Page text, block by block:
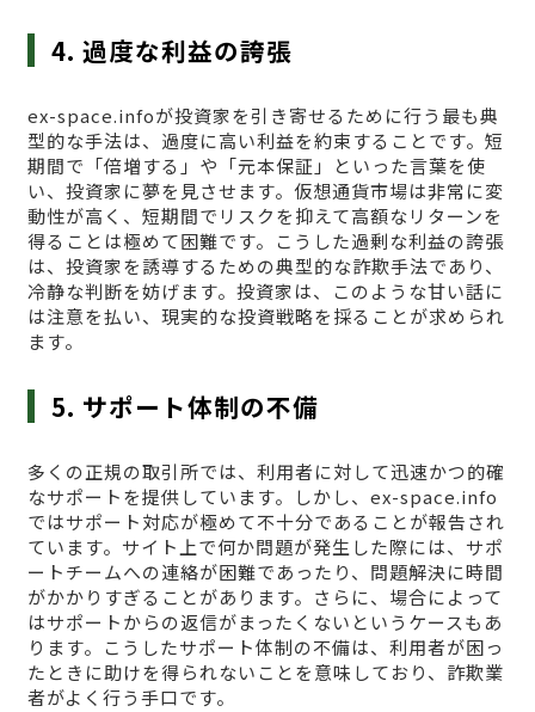
4. 過度な利益の誇張
ex-space.infoが投資家を引き寄せるために行う最も典
型的な手法は、過度に高い利益を約束することです。短
期間で「倍増する」や「元本保証」といった言葉を使
い、投資家に夢を見させます。仮想通貨市場は非常に変
動性が高く、短期間でリスクを抑えて高額なリターンを
得ることは極めて困難です。こうした過剰な利益の誇張
は、投資家を誘導するための典型的な詐欺手法であり、
冷静な判断を妨げます。投資家は、このような甘い話に
は注意を払い、現実的な投資戦略を採ることが求められ
ます。
5. サポート体制の不備
多くの正規の取引所では、利用者に対して迅速かつ的確
なサポートを提供しています。しかし、ex-space.info
ではサポート対応が極めて不十分であることが報告され
ています。サイト上で何か問題が発生した際には、サポ
ートチームへの連絡が困難であったり、問題解決に時間
がかかりすぎることがあります。さらに、場合によって
はサポートからの返信がまったくないというケースもあ
ります。こうしたサポート体制の不備は、利用者が困っ
たときに助けを得られないことを意味しており、詐欺業
者がよく行う手口です。